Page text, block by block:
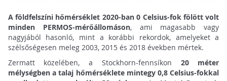
A földfelszíni hőmérséklet 2020-ban 0 Celsius-fok fölött volt
minden PERMOS-mérőállomáson, ami magasabb vagy
nagyjából hasonló, mint a korábbi rekordok, amelyeket a
szélsőségesen meleg 2003, 2015 és 2018 években mértek.
Zermatt közelében, a Stockhorn-fennsíkon 20 méter
mélységben a talaj hőmérséklete mintegy 0,8 Celsius-fokkal